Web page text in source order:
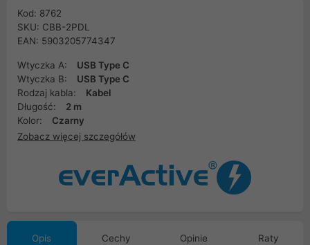
Kod: 8762
SKU: CBB-2PDL
EAN: 5903205774347
Wtyczka A:
USB Type C
Wtyczka B:
USB Type C
Rodzaj kabla:
Kabel
Długość:
2 m
Kolor:
Czarny
Zobacz więcej szczegółów
Opis Cechy Opinie Raty